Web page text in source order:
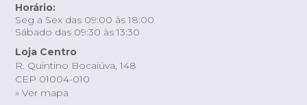
Horário:
Seg a Sex das 09:00 às 18:00
Sábado das 09:30 às 13:30
Loja Centro
R. Quintino Bocaiúva, 148
CEP 01004-010
» Ver mapa